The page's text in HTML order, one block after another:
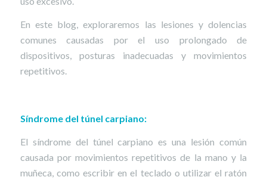
En este blog, exploraremos las lesiones y dolencias
comunes causadas por el uso prolongado de
dispositivos, posturas inadecuadas y movimientos
repetitivos.
Síndrome del túnel carpiano:
El síndrome del túnel carpiano es una lesión común
causada por movimientos repetitivos de la mano y la
muñeca, como escribir en el teclado o utilizar el ratón